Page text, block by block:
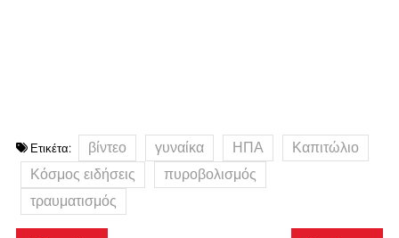
Ετικέτα: βίντεο γυναίκα ΗΠΑ
Καπιτώλιο
Κόσμος ειδήσεις
πυροβολισμός
τραυματισμός